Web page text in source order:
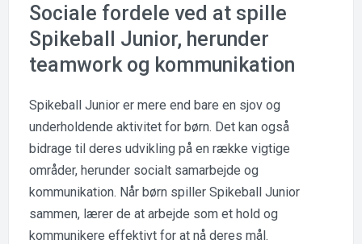
Sociale fordele ved at spille
Spikeball Junior, herunder
teamwork og kommunikation
Spikeball Junior er mere end bare en sjov og
underholdende aktivitet for børn. Det kan også
bidrage til deres udvikling på en række vigtige
områder, herunder socialt samarbejde og
kommunikation. Når børn spiller Spikeball Junior
sammen, lærer de at arbejde som et hold og
kommunikere effektivt for at nå deres mål.